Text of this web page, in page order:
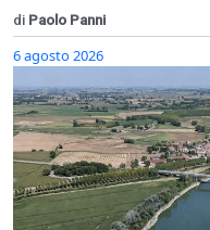
di Paolo Panni
6 agosto 2026